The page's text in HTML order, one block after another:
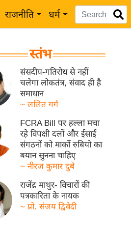
राजनीति धर्म
स्तंभ
संसदीय-गतिरोध से नहीं
चलेगा लोकतंत्र, संवाद ही है
समाधान
~ ललित गर्ग
FCRA Bill पर हल्ला मचा
रहे विपक्षी दलों और ईसाई
संगठनों को मार्को रुबियो का
बयान सुनना चाहिए
~ नीरज कुमार दुबे
राजेंद्र माथुर- विचारों की
पत्रकारिता के नायक
~ प्रो. संजय द्विवेदी